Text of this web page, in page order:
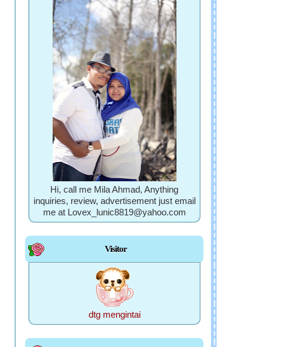
Hi, call me Mila Ahmad, Anything
inquiries, review, advertisement just email
me at Lovex_lunic8819@yahoo.com
Visitor
dtg mengintai